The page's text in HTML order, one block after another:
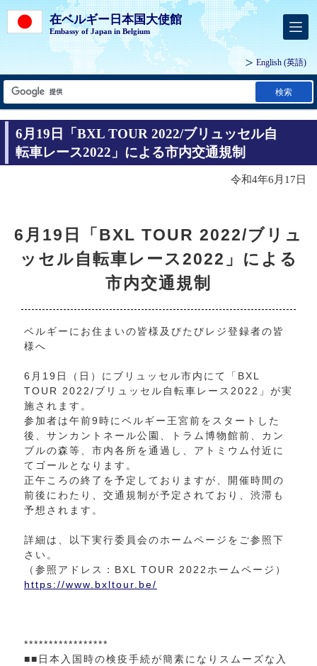
在ベルギー日本国大使館
Embassy of Japan in Belgium
English (英語)
検索
6月19日「BXL TOUR 2022/ブリュッセル自
転車レース2022」による市内交通規制
令和4年6月17日
6月19日「BXL TOUR 2022/ブリュ
ッセル自転車レース2022」による
市内交通規制
ベルギーにお住まいの皆様及びたびレジ登録者の皆
様へ
6月19日（日）にブリュッセル市内にて「BXL
TOUR 2022/ブリュッセル自転車レース2022」が実
施されます。
参加者は午前9時にベルギー王宮前をスタートした
後、サンカントネール公園、トラム博物館前、カン
ブルの森等、市内各所を通過し、アトミウム付近に
てゴールとなります。
正午ころの終了を予定しておりますが、開催時間の
前後にわたり、交通規制が予定されており、渋滞も
予想されます。
詳細は、以下実行委員会のホームページをご参照下
さい。
（参照アドレス：BXL TOUR 2022ホームページ）
https://www.bxltour.be/
*****************
■■日本入国時の検疫手続が簡素になりスムーズな入